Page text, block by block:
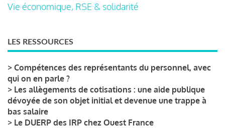
Vie économique, RSE & solidarité
LES RESSOURCES
> Compétences des représentants du personnel, avec
qui on en parle ?
> Les allègements de cotisations : une aide publique
dévoyée de son objet initial et devenue une trappe à
bas salaire
> Le DUERP des IRP chez Ouest France